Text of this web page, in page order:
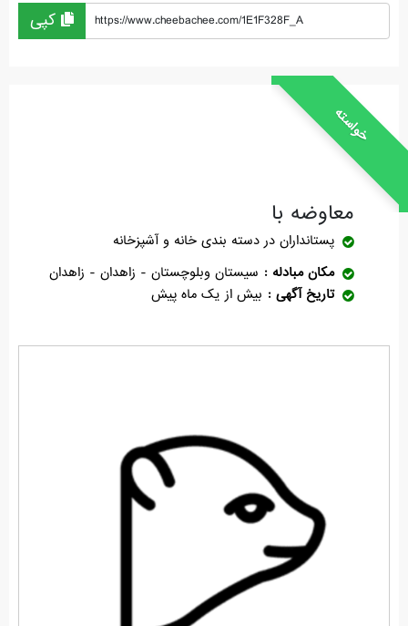
https://www.cheebachee.com/1E1F328F_A
خواسته
معاوضه با
پستانداران در دسته بندی خانه و آشپزخانه
مکان مبادله
سیستان وبلوچستان - زاهدان - زاهدان
تاریخ آگهی
بیش از یک ماه پیش